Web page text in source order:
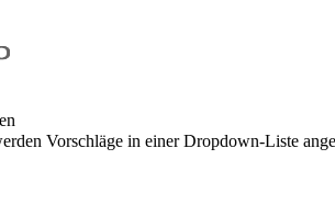
Vorschläge in einer Dropdown-Liste